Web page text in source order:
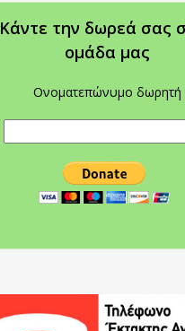
Κάντε την δωρεά σας
oμάδα μας
Ονοματεπώνυμο δωρητή